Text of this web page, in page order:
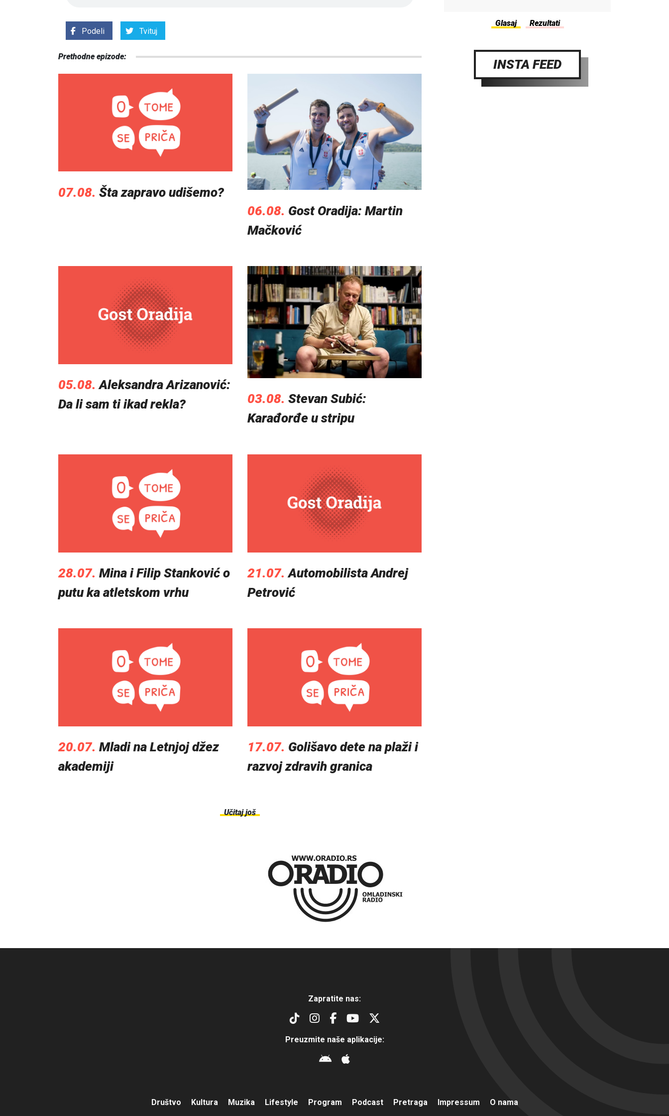
Podeli Tvituj
Prethodne epizode:
07.08. Šta zapravo udišemo?
06.08. Gost Oradija: Martin
Mačković
05.08. Aleksandra Arizanović:
Da li sam ti ikad rekla?
03.08. Stevan Subić:
Karađorđe u stripu
28.07. Mina i Filip Stanković o
putu ka atletskom vrhu
21.07. Automobilista Andrej
Petrović
20.07. Mladi na Letnjoj džez
akademiji
17.07. Golišavo dete na plaži i
razvoj zdravih granica
Učitaj još
INSTA FEED
Zapratite nas:
Preuzmite naše aplikacije:
Društvo Kultura Muzika Lifestyle Program Podcast Pretraga Impressum O nama